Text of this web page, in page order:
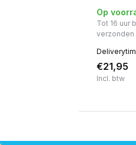
Op
Tot 16 uur
verzonden
€21,95
Incl. btw